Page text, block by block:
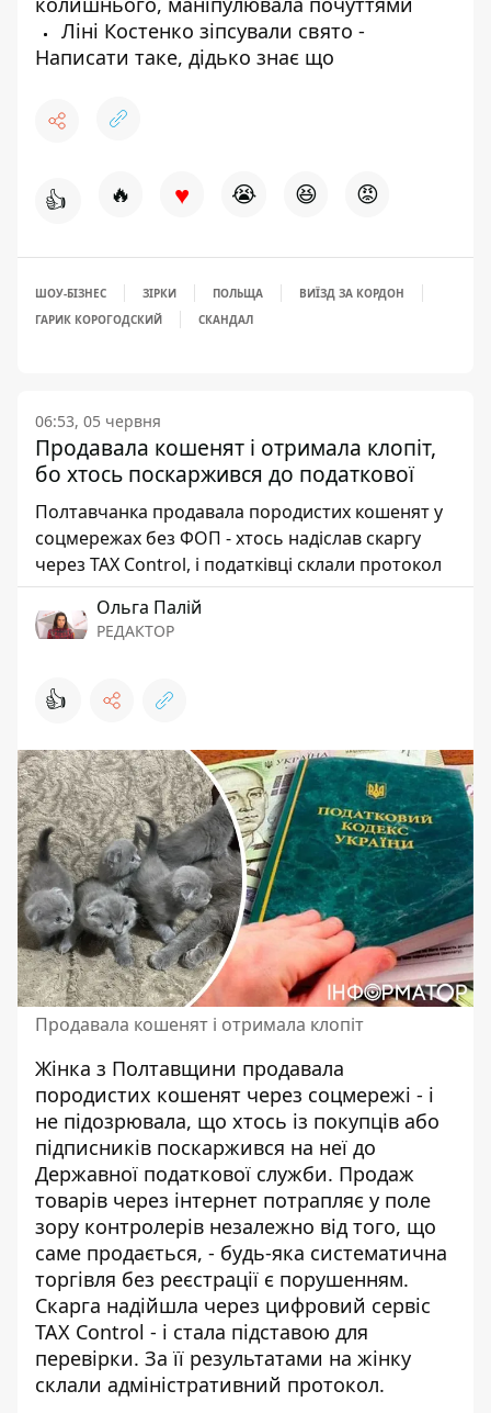
Ліні Костенко зіпсували свято -
Написати таке, дідько знає що
👍 🔥 ♥ 😭 😆 😡
ШОУ-БІЗНЕС ЗІРКИ ПОЛЬЩА
ВИЇЗД ЗА КОРДОН
ГАРИК КОРОГОДСКИЙ
СКАНДАЛ
06:53, 05 червня
Продавала кошенят і отримала клопіт,
бо хтось поскаржився до податкової
Полтавчанка продавала породистих кошенят у
соцмережах без ФОП - хтось надіслав скаргу
через TAX Control, і податківці склали протокол
Ольга Палій
РЕДАКТОР
👍
Продавала кошенят і отримала клопіт
Жінка з Полтавщини продавала
породистих кошенят через соцмережі - і
не підозрювала, що хтось із покупців або
підписників поскаржився на неї до
Державної податкової служби. Продаж
товарів через інтернет потрапляє у поле
зору контролерів незалежно від того, що
саме продається, - будь-яка систематична
торгівля без реєстрації є порушенням.
Скарга надійшла через цифровий сервіс
TAX Control - і стала підставою для
перевірки. За її результатами на жінку
склали адміністративний протокол.